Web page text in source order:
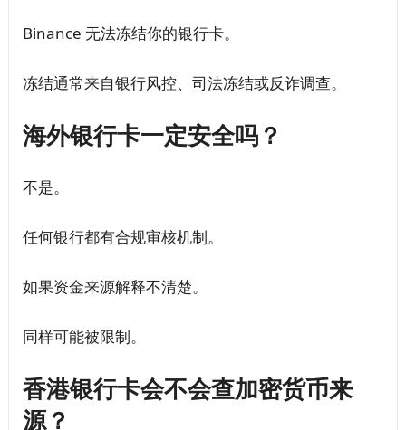
Binance 无法冻结你的银行卡。
冻结通常来自银行风控、司法冻结或反诈调查。
海外银行卡一定安全吗？
不是。
任何银行都有合规审核机制。
如果资金来源解释不清楚。
同样可能被限制。
香港银行卡会不会查加密货币来
源？